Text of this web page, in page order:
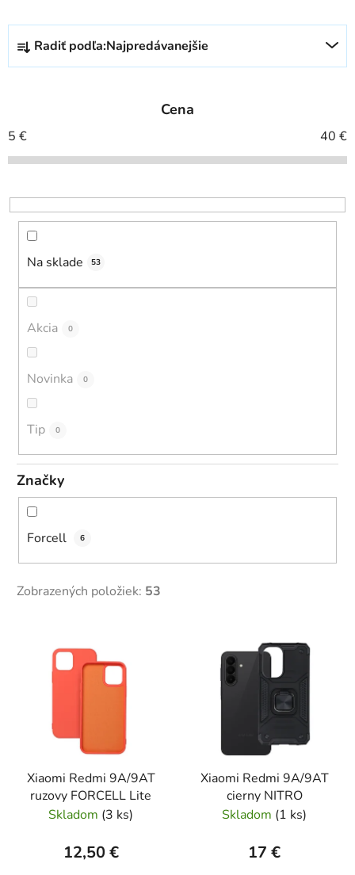
R
d
i
e
r
o
Radiť podľa:Najpredávanejšie
Cena
5 € 40 €
Na sklade 53
Akcia 0
Novinka 0
Tip 0
Značky
Forcell 6
Zobrazených položiek: 53
Xiaomi Redmi 9A/9AT
ruzovy FORCELL Lite
Skladom (3 ks)
12,50 €
Xiaomi Redmi 9A/9AT
cierny NITRO
Skladom (1 ks)
17 €